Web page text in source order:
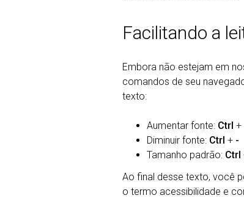
Facilitando a
Embora não estejam em
comandos de seu
texto:
Aumentar fonte: Ctrl +
Diminuir fonte: Ctrl + -
Tamanho padrão: Ctrl
Ao final desse texto, você
o termo acessibilidade e